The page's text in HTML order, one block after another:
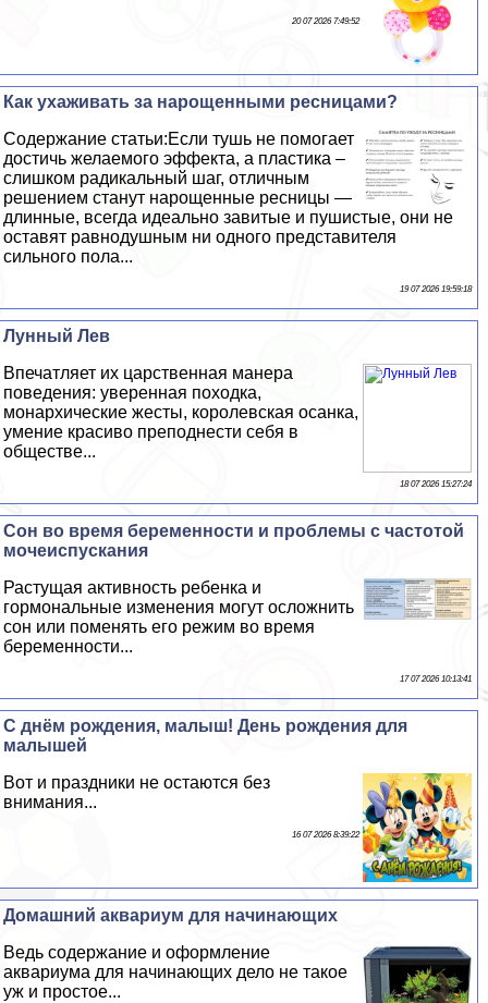
20 07 2026 7:49:52
Как ухаживать за нарощенными ресницами?
Содержание статьи:Если тушь не помогает
достичь желаемого эффекта, а пластика –
слишком радикальный шаг, отличным
решением станут нарощенные ресницы —
длинные, всегда идеально завитые и пушистые, они не
оставят равнодушным ни одного представителя
сильного пола...
19 07 2026 19:59:18
Лунный Лев
Впечатляет их царственная манера
поведения: уверенная походка,
монархические жесты, королевская осанка,
умение красиво преподнести себя в
обществе...
18 07 2026 15:27:24
Сон во время беременности и проблемы с частотой
мочеиспускания
Растущая активность ребенка и
гормональные изменения могут осложнить
сон или поменять его режим во время
беременности...
17 07 2026 10:13:41
С днём рождения, малыш! День рождения для
малышей
Вот и праздники не остаются без
внимания...
16 07 2026 8:39:22
Домашний аквариум для начинающих
Ведь содержание и оформление
аквариума для начинающих дело не такое
уж и простое...